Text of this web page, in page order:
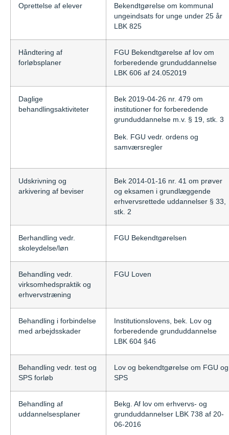
Oprettelse af elever
Bekendtgørelse om kommunal
ungeindsats for unge under 25 år
LBK 825
Håndtering af
forløbsplaner
FGU Bekendtgørelse af lov om
forberedende grunduddannelse
LBK 606 af 24.052019
Daglige
behandlingsaktiviteter
Bek 2019-04-26 nr. 479 om
institutioner for forberedende
grunduddannelse m.v. § 19, stk. 3
Bek. FGU vedr. ordens og
samværsregler
Udskrivning og
arkivering af beviser
Bek 2014-01-16 nr. 41 om prøver
og eksamen i grundlæggende
erhvervsrettede uddannelser § 33,
stk. 2
Berhandling vedr.
skoleydelse/løn
FGU Bekendtgørelsen
Behandling vedr.
virksomhedspraktik og
erhvervstræning
FGU Loven
Behandling i forbindelse
med arbejdsskader
Institutionslovens, bek. Lov og
forberedende grunduddannelse
LBK 604 §46
Behandling vedr. test og
SPS forløb
Lov og bekendtgørelse om FGU og
SPS
Behandling af
uddannelsesplaner
Bekg. Af lov om erhvervs- og
grunduddannelser LBK 738 af 20-
06-2016